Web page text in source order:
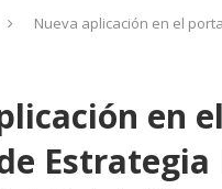
Nueva aplicación en el
en